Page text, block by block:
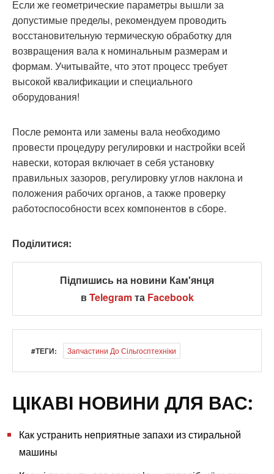
Если же геометрические параметры вышли за
допустимые пределы, рекомендуем проводить
восстановительную термическую обработку для
возвращения вала к номинальным размерам и
формам. Учитывайте, что этот процесс требует
высокой квалификации и специального
оборудования!
После ремонта или замены вала необходимо
провести процедуру регулировки и настройки всей
навески, которая включает в себя установку
правильных зазоров, регулировку углов наклона и
положения рабочих органов, а также проверку
работоспособности всех компонентов в сборе.
Поділитися:
Підпишись на новини Кам'янця
вTelegramта Facebook
#ТЕГИ: Запчастини До Сільгосптехніки
ЦІКАВІ НОВИНИ ДЛЯ ВАС:
Как устранить неприятные запахи из стиральной
машины